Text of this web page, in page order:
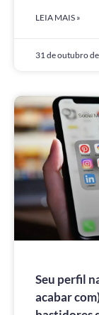
LEIA MAIS »
31 de outubro
Seu perfil
acabar